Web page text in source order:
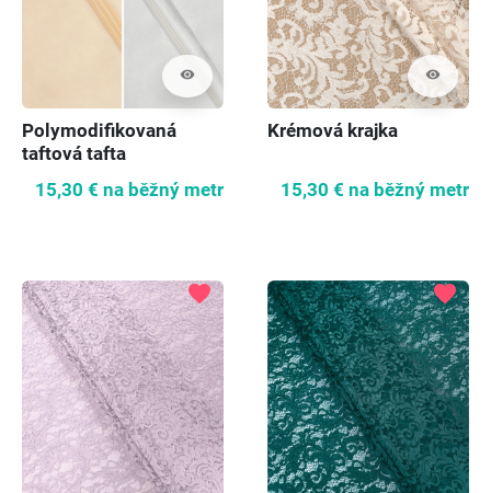
visibility
Polymodifikovaná
taftová tafta
saténovaná - 3 barvy
15,30 € na běžný metr
visibility
Krémová krajka
15,30 € na běžný metr
favorite favorite